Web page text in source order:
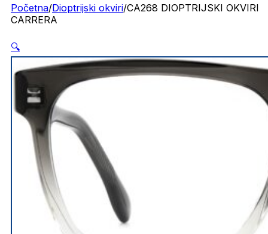
Početna/Dioptrijski okviri/CA268 DIOPTRIJSKI OKVIRI
CARRERA
🔍